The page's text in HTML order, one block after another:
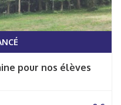
pour nos élèves